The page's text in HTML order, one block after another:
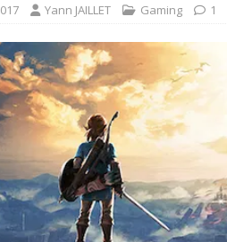
Yann JAILLET Gaming 1